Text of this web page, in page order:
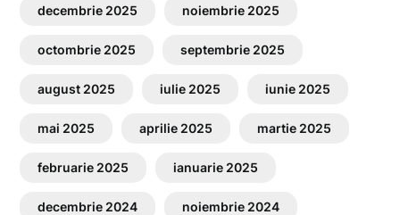
decembrie 2025 noiembrie 2025
octombrie 2025 septembrie 2025
august 2025 iulie 2025 iunie 2025
mai 2025 aprilie 2025 martie 2025
februarie 2025 ianuarie 2025
decembrie 2024 noiembrie 2024